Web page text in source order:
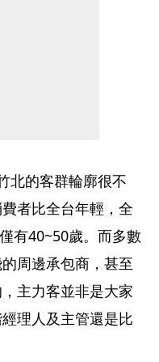
北的客群輪廓很不
者比全台年輕，全
有40~50歲。而多數
周邊承包商，甚至
主力客並非是大家
理人及主管還是比